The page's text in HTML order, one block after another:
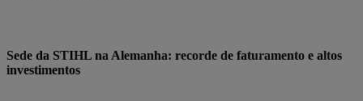
Sede da STIHL na Alemanha: recorde de faturamento e altos
investimentos